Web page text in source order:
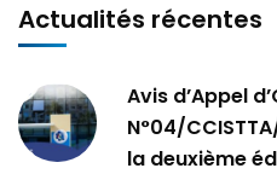
Actualités récentes
Avis d’Appel
N°04/
la deuxième